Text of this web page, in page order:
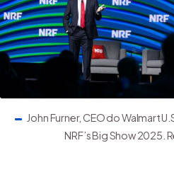
John Furner, CEO do Walmart
NRF’s Big Show 2025.